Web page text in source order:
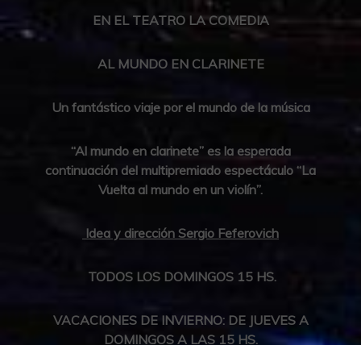
EN EL TEATRO LA COMEDIA
AL MUNDO EN CLARINETE
Un fantástico viaje por el mundo de la música
“Al mundo en clarinete” es la esperada
continuación del multipremiado espectáculo “La
Vuelta al mundo en un violín”.
Idea y dirección Sergio Feferovich
TODOS LOS DOMINGOS 15 HS.
VACACIONES DE INVIERNO: DE JUEVES A
DOMINGOS A LAS 15 HS.